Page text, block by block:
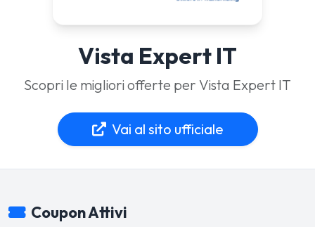
Vista Expert IT
Scopri le migliori offerte per Vista Expert IT
Vai al sito ufficiale
Coupon Attivi